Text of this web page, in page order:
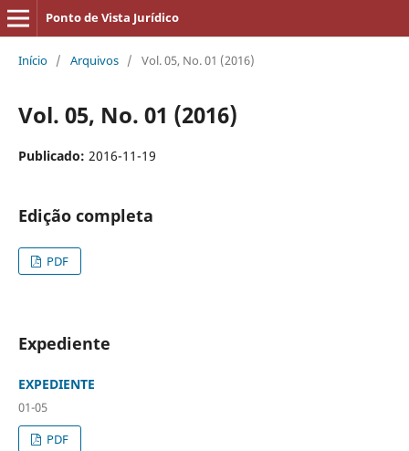
Ponto de Vista Jurídico
Início / Arquivos / Vol. 05, No. 01 (2016)
Vol. 05, No. 01 (2016)
Publicado: 2016-11-19
Edição completa
PDF
Expediente
EXPEDIENTE
01-05
PDF